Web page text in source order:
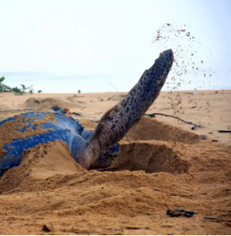
: un engagement
mer